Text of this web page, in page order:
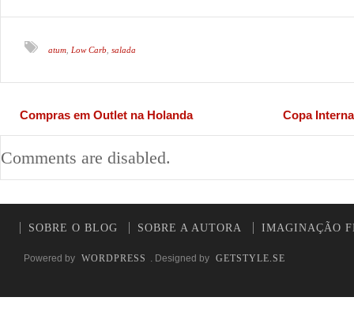
atum Low Carb salada
Compras em Outlet na Holanda Copa
Comments are disabled.
SOBRE O BLOG SOBRE A AUTORA IMAGINAÇÃO
Powered by WORDPRESS . Designed by GETSTYLE.SE